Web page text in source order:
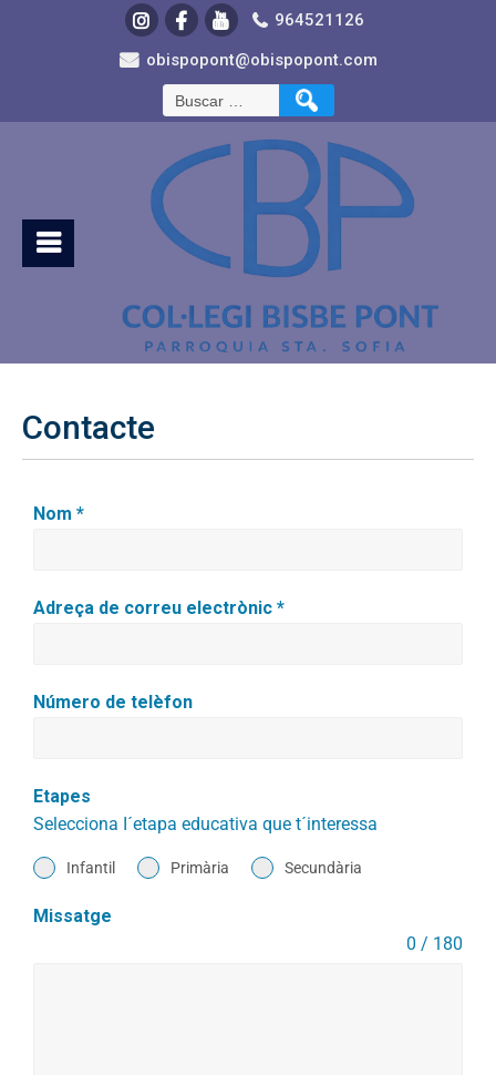
964521126
obispopont@obispopont.com
Contacte
Nom *
Adreça de correu electrònic *
Número de telèfon
Etapes
Selecciona I´etapa educativa que t´interessa
Infantil Primària Secundària
Missatge
0 / 180